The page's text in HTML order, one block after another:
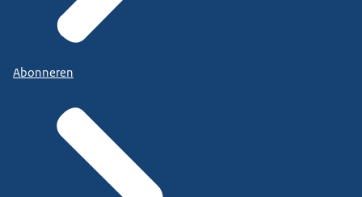
Abonneren